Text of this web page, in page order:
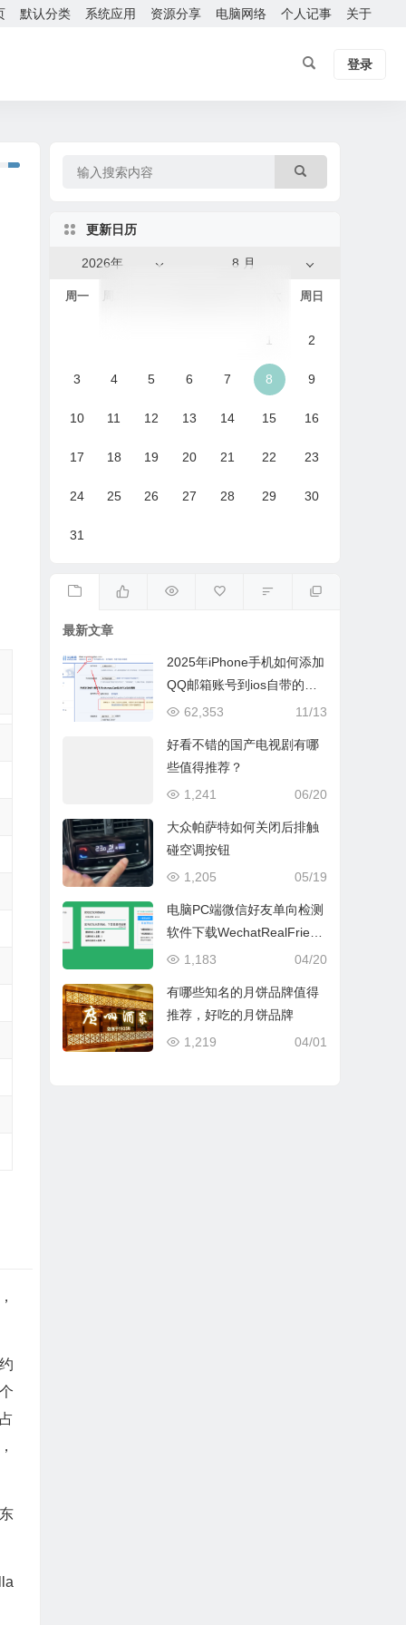
默认分类 系统应用 资源分享 电脑网络 个人记事 关于
登录
更新日历
8 月
2026年
周一 周日
2
3 4 5 6 7 8 9
10 11 12 13 14 15 16
17 18 19 20 21 22 23
24 25 26 27 28 29 30
31
最新文章
2025年iPhone手机如何添加
QQ邮箱账号到ios自带的邮
件App
11/13
62,353
好看不错的国产电视剧有哪
些值得推荐？
06/20
1,241
大众帕萨特如何关闭后排触
碰空调按钮
05/19
1,205
电脑PC端微信好友单向检测
软件下载WechatRealFriend
s_1.0.4
04/20
1,183
有哪些知名的月饼品牌值得
推荐，好吃的月饼品牌
04/01
1,219